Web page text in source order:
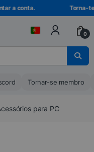
a conta. Torna-te
0
Tornar-se membro
para PC